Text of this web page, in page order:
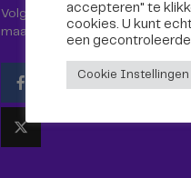
Volg Omroep Tilburg niet alleen
maar ook via social media!
accepteren" te
cookies. U kunt
een
Cookie Instellingen